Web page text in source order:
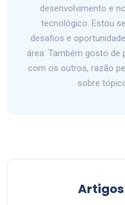
desenvolvimento e
tecnológico. Estou
desafios e
área. Também gosto
com os outros, razão
sobre